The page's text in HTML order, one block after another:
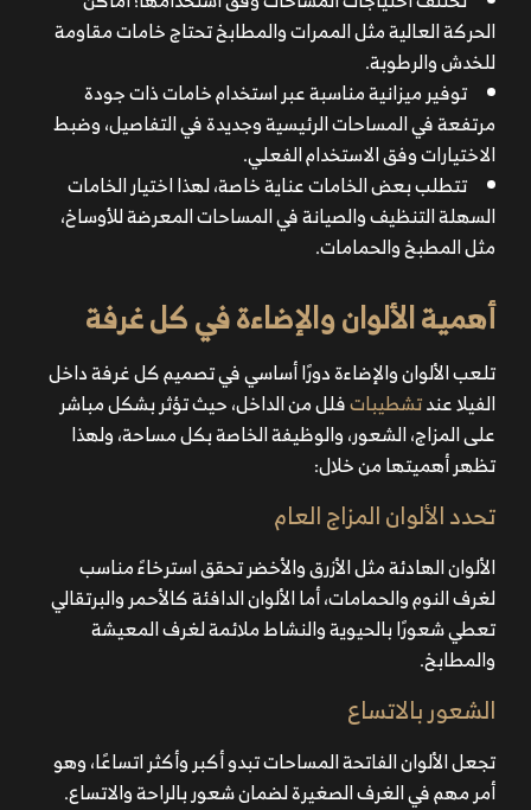
الحركة العالية مثل الممرات والمطابخ تحتاج خامات مقاومة
للخدش والرطوبة.
توفير ميزانية مناسبة عبر استخدام خامات ذات جودة
مرتفعة في المساحات الرئيسية وجديدة في التفاصيل، وضبط
الاختيارات وفق الاستخدام الفعلي.
تتطلب بعض الخامات عناية خاصة، لهذا اختيار الخامات
السهلة التنظيف والصيانة في المساحات المعرضة للأوساخ،
مثل المطبخ والحمامات.
أهمية الألوان والإضاءة في كل غرفة
تلعب الألوان والإضاءة دورًا أساسي في تصميم كل غرفة داخل
الفيلا عندتشطيباتفلل من الداخل، حيث تؤثر بشكل مباشر
على المزاج، الشعور، والوظيفة الخاصة بكل مساحة، ولهذا
تظهر أهميتها من خلال:
تحدد الألوان المزاج العام
الألوان الهادئة مثل الأزرق والأخضر تحقق استرخاءً مناسب
لغرف النوم والحمامات، أما الألوان الدافئة كالأحمر والبرتقالي
تعطي شعورًا بالحيوية والنشاط ملائمة لغرف المعيشة
والمطابخ.
الشعور بالاتساع
تجعل الألوان الفاتحة المساحات تبدو أكبر وأكثر اتساعًا، وهو
أمر مهم في الغرف الصغيرة لضمان شعور بالراحة والاتساع.